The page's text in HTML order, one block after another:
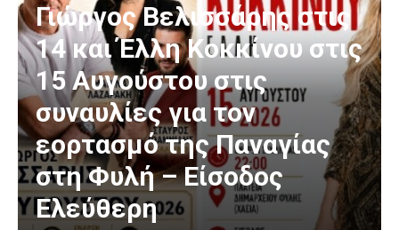
Γιώργος Βελισσάρης στις
14 και Έλλη Κοκκίνου στις
15 Αυγούστου στις
συναυλίες για τον
εορτασμό της Παναγίας
στη Φυλή – Είσοδος
Ελεύθερη